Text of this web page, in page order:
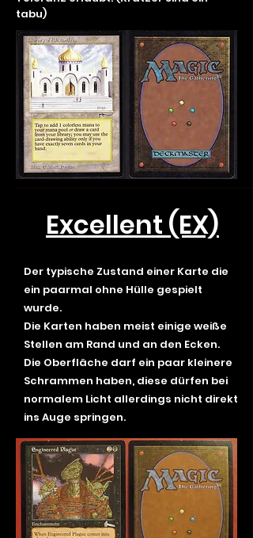
tabu)
Excellent (EX)
Der typische Zustand einer Karte die
ein paarmal ohne Hülle gespielt
wurde.
Die Karten haben meist einige weiße
Stellen am Rand und an den Ecken.
Die Oberfläche darf ein paar kleinere
Schrammen haben, diese dürfen bei
normalem Licht allerdings nicht direkt
ins Auge springen.